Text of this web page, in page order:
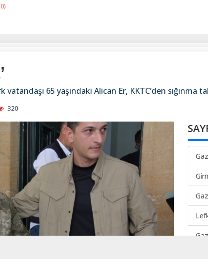
0)
65 yaşındaki Alican Er, KKTC’den sığınma
320